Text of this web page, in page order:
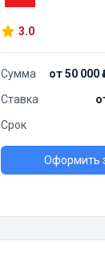
3.0
Сумма
от 50 000
Ставка
Срок
Оформить